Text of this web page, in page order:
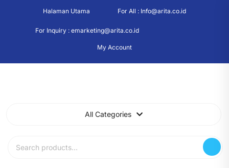
Halaman Utama For All : Info@arita.co.id
For Inquiry : emarketing@arita.co.id
My Account
All Categories